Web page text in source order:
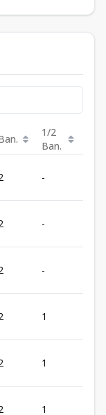
1/2
Ban.
-
-
-
1
1
1